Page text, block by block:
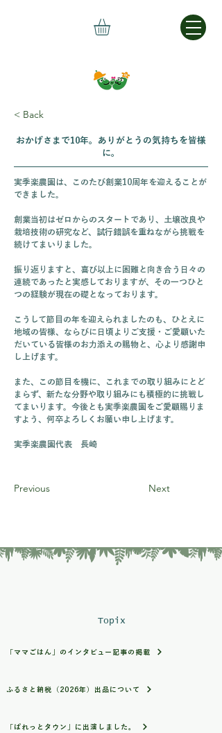
< Back
おかげさまで10年。ありがとうの気持ちを皆様
に。
実季楽農園は、このたび創業10周年を迎えることが
できました。
創業当初はゼロからのスタートであり、土壌改良や
栽培技術の研究など、試行錯誤を重ねながら挑戦を
続けてまいりました。
振り返りますと、喜び以上に困難と向き合う日々の
連続であったと実感しておりますが、その一つひと
つの経験が現在の礎となっております。
こうして節目の年を迎えられましたのも、ひとえに
地域の皆様、ならびに日頃よりご支援・ご愛顧いた
だいている皆様のお力添えの賜物と、心より感謝申
し上げます。
また、この節目を機に、これまでの取り組みにとど
まらず、新たな分野や取り組みにも積極的に挑戦し
てまいります。今後とも実季楽農園をご愛顧賜りま
すよう、何卒よろしくお願い申し上げます。
実季楽農園代表　長崎
Previous Next
Topix
「ママごはん」のインタビュー記事の掲載
ふるさと納税（2026年）出品について
「ぱれっとタウン」に出演しました。